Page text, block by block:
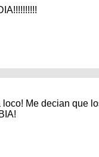
Me decian que